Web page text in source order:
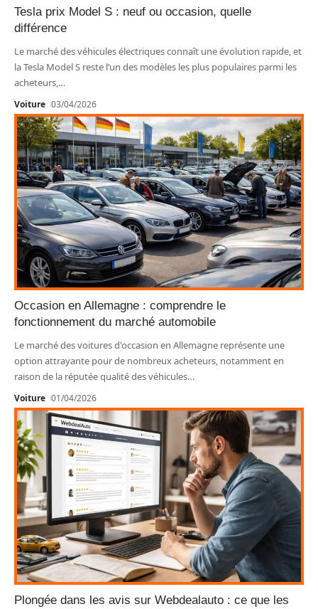
Tesla prix Model S : neuf ou occasion, quelle
différence
Le marché des véhicules électriques connaît une évolution rapide, et
la Tesla Model S reste l’un des modèles les plus populaires parmi les
acheteurs, …
Voiture 03/04/2026
Occasion en Allemagne : comprendre le
fonctionnement du marché automobile
Le marché des voitures d'occasion en Allemagne représente une
option attrayante pour de nombreux acheteurs, notamment en
raison de la réputée qualité des véhicules…
Voiture 01/04/2026
Plongée dans les avis sur Webdealauto : ce que les